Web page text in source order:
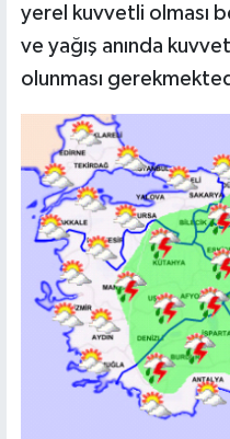
yerel kuvvetli olması
ve yağış anında
olunması